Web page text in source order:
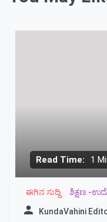
Read Time: 1
ಈಗಿನ ಸುದ್ದಿ ಶಿಕ್ಷಣ -
KundaVahini